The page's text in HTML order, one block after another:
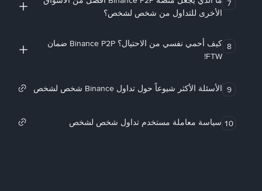
7
الأخرى للتداول من شخص لشخص؟
8
كيف أحمي نفسي من الاحتيال؟ Binance P2P ضمان
FTW!
9 الأسئلة الأكثر شيوعاً حول تداول Binance شخص لشخص
10 سياسة معاملة مستخدم تداول شخص لشخص